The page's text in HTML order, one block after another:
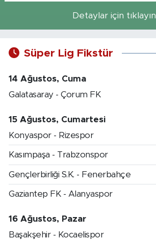
Detaylar için tıklayın
Süper Lig Fikstür
14 Ağustos, Cuma
Galatasaray - Çorum FK
15 Ağustos, Cumartesi
Konyaspor - Rizespor
Kasımpaşa - Trabzonspor
Gençlerbirliği S.K. - Fenerbahçe
Gaziantep FK - Alanyaspor
16 Ağustos, Pazar
Başakşehir - Kocaelispor